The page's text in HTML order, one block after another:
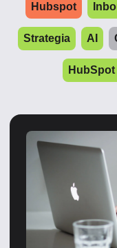
Hubspot
Strategia AI